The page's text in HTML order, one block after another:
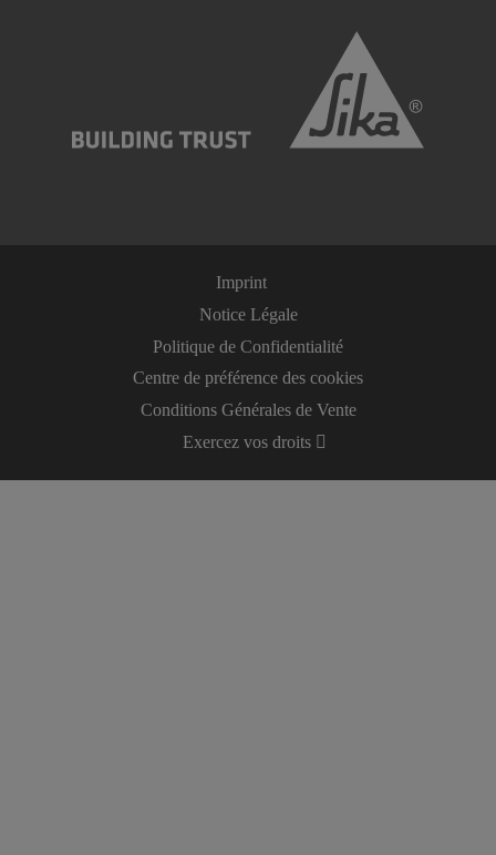
Imprint
Notice Légale
Politique de Confidentialité
Centre de préférence des cookies
Conditions Générales de Vente
Exercez vos droits